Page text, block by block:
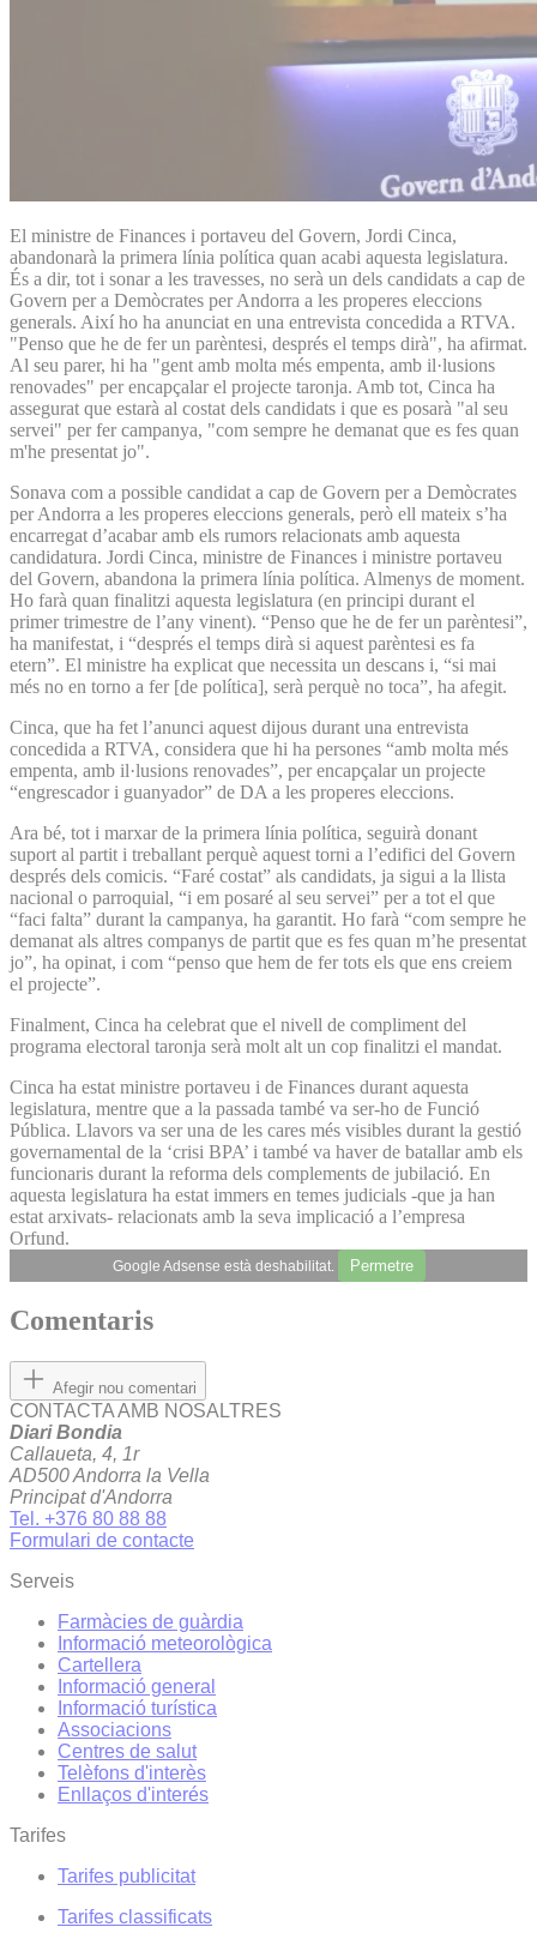
El ministre de Finances i portaveu del Govern, Jordi Cinca,
abandonarà la primera línia política quan acabi aquesta legislatura.
És a dir, tot i sonar a les travesses, no serà un dels candidats a cap de
Govern per a Demòcrates per Andorra a les properes eleccions
generals. Així ho ha anunciat en una entrevista concedida a RTVA.
"Penso que he de fer un parèntesi, després el temps dirà", ha afirmat.
Al seu parer, hi ha "gent amb molta més empenta, amb il·lusions
renovades" per encapçalar el projecte taronja. Amb tot, Cinca ha
assegurat que estarà al costat dels candidats i que es posarà "al seu
servei" per fer campanya, "com sempre he demanat que es fes quan
m'he presentat jo".
Sonava com a possible candidat a cap de Govern per a Demòcrates
per Andorra a les properes eleccions generals, però ell mateix s’ha
encarregat d’acabar amb els rumors relacionats amb aquesta
candidatura. Jordi Cinca, ministre de Finances i ministre portaveu
del Govern, abandona la primera línia política. Almenys de moment.
Ho farà quan finalitzi aquesta legislatura (en principi durant el
primer trimestre de l’any vinent). “Penso que he de fer un parèntesi”,
ha manifestat, i “després el temps dirà si aquest parèntesi es fa
etern”. El ministre ha explicat que necessita un descans i, “si mai
més no en torno a fer [de política], serà perquè no toca”, ha afegit.
Cinca, que ha fet l’anunci aquest dijous durant una entrevista
concedida a RTVA, considera que hi ha persones “amb molta més
empenta, amb il·lusions renovades”, per encapçalar un projecte
“engrescador i guanyador” de DA a les properes eleccions.
Ara bé, tot i marxar de la primera línia política, seguirà donant
suport al partit i treballant perquè aquest torni a l’edifici del Govern
després dels comicis. “Faré costat” als candidats, ja sigui a la llista
nacional o parroquial, “i em posaré al seu servei” per a tot el que
“faci falta” durant la campanya, ha garantit. Ho farà “com sempre he
demanat als altres companys de partit que es fes quan m’he presentat
jo”, ha opinat, i com “penso que hem de fer tots els que ens creiem
el projecte”.
Finalment, Cinca ha celebrat que el nivell de compliment del
programa electoral taronja serà molt alt un cop finalitzi el mandat.
Cinca ha estat ministre portaveu i de Finances durant aquesta
legislatura, mentre que a la passada també va ser-ho de Funció
Pública. Llavors va ser una de les cares més visibles durant la gestió
governamental de la ‘crisi BPA’ i també va haver de batallar amb els
funcionaris durant la reforma dels complements de jubilació. En
aquesta legislatura ha estat immers en temes judicials -que ja han
estat arxivats- relacionats amb la seva implicació a l’empresa
Orfund.
Google Adsense està deshabilitat. Permetre
Comentaris
Afegir nou comentari
CONTACTA AMB NOSALTRES
Diari Bondia
Callaueta, 4, 1r
AD500 Andorra la Vella
Principat d'Andorra
Tel. +376 80 88 88
Formulari de contacte
Serveis
Farmàcies de guàrdia
Informació meteorològica
Cartellera
Informació general
Informació turística
Associacions
Centres de salut
Telèfons d'interès
Enllaços d'interés
Tarifes
Tarifes publicitat
Tarifes classificats